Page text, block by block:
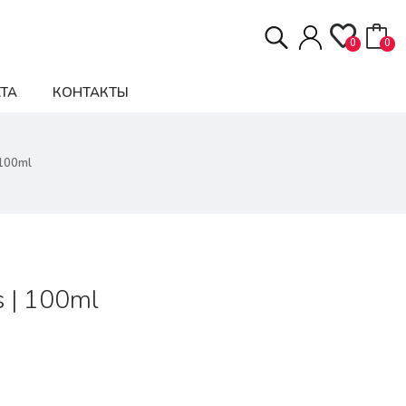
0 0
КОНТАКТЫ
| 100ml